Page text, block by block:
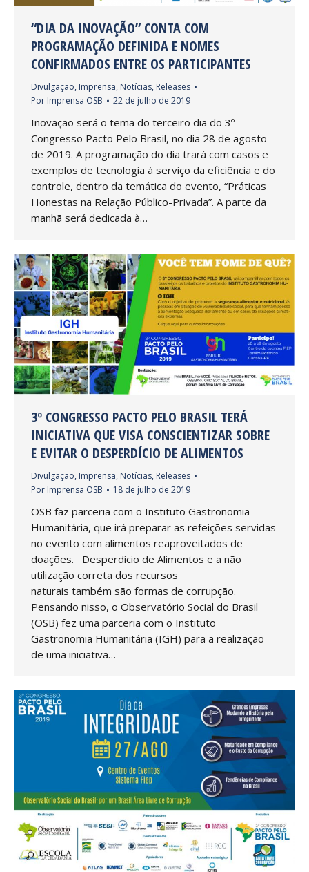
“DIA DA INOVAÇÃO” CONTA COM
PROGRAMAÇÃO DEFINIDA E NOMES
CONFIRMADOS ENTRE OS PARTICIPANTES
Divulgação, Imprensa, Notícias, Releases
Por Imprensa OSB 22 de julho de 2019
Inovação será o tema do terceiro dia do 3º
Congresso Pacto Pelo Brasil, no dia 28 de agosto
de 2019. A programação do dia trará com casos e
exemplos de tecnologia à serviço da eficiência e do
controle, dentro da temática do evento, “Práticas
Honestas na Relação Público-Privada”. A parte da
manhã será dedicada à…
3º CONGRESSO PACTO PELO BRASIL TERÁ
INICIATIVA QUE VISA CONSCIENTIZAR SOBRE
E EVITAR O DESPERDÍCIO DE ALIMENTOS
Divulgação, Imprensa, Notícias, Releases
Por Imprensa OSB 18 de julho de 2019
OSB faz parceria com o Instituto Gastronomia
Humanitária, que irá preparar as refeições servidas
no evento com alimentos reaproveitados de
doações. Desperdício de Alimentos e a não
utilização correta dos recursos
naturais também são formas de corrupção.
Pensando nisso, o Observatório Social do Brasil
(OSB) fez uma parceria com o Instituto
Gastronomia Humanitária (IGH) para a realização
de uma iniciativa…